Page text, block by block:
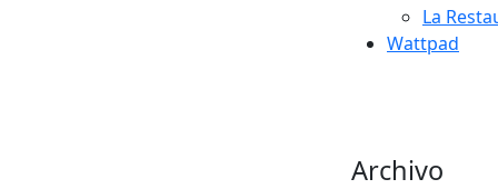
La
Wattpad
Archivo